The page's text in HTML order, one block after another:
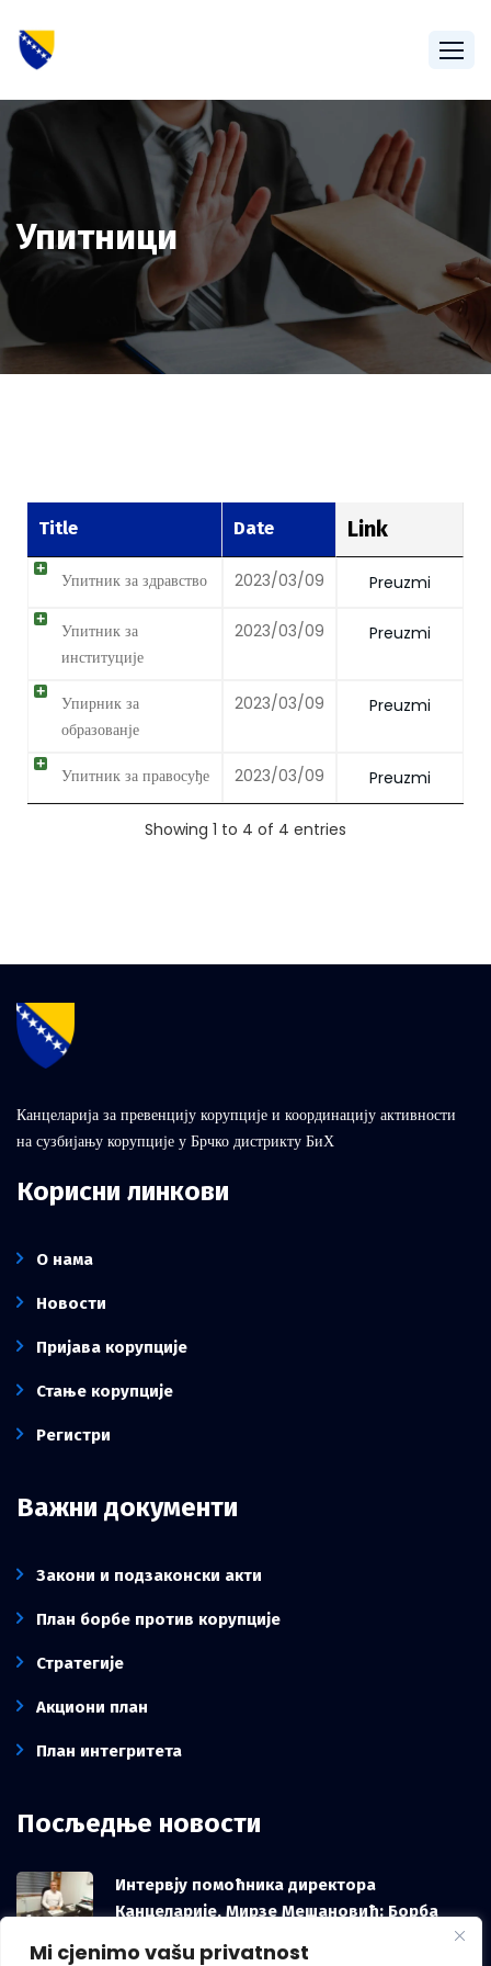
Mi cjenimo vašu privatnost
Упитници
Title Date Link
Упитник за здравство 2023/03/09 Preuzmi
Упитник за
институције
2023/03/09 Preuzmi
Упирник за
образованје
2023/03/09 Preuzmi
Упитник за правосуђе 2023/03/09 Preuzmi
Showing 1 to 4 of 4 entries
Канцеларија за превенцију корупције и координацију активности
на сузбијању корупције у Брчко дистрикту БиХ
Корисни линкови
О нама
Новости
Пријава корупције
Стање корупције
Регистри
Важни документи
Закони и подзаконски акти
План борбе против корупције
Стратегије
Акциони план
План интегритета
Посљедње новости
Интервју помоћника директора
Канцеларије, Мирзе Мешановић: Борба
против корупције зависи и од грађана, не